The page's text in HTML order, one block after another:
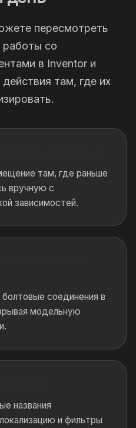
пересмотреть
работы со
в Inventor и
там, где их
там, где раньше
вручную с
зависимостей.
соединения в
модельную
названия
и фильтры